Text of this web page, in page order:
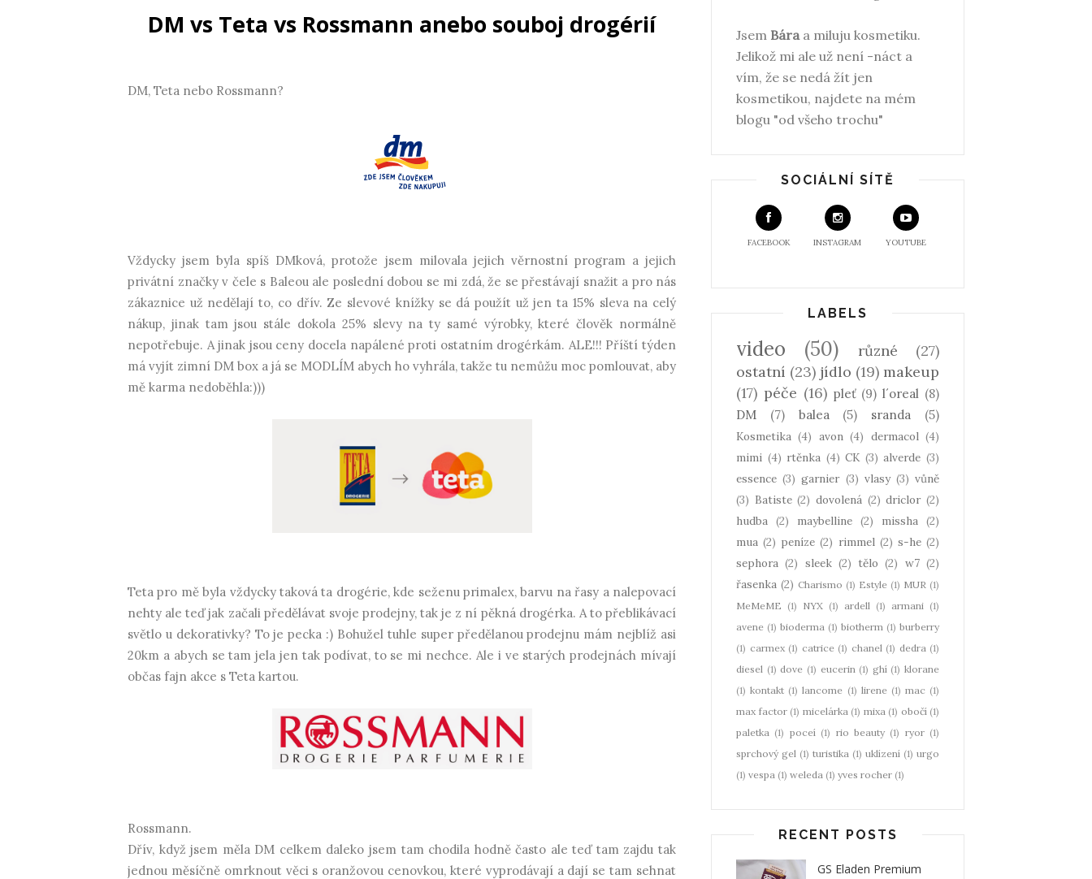
DM vs Teta vs Rossmann anebo souboj drogérií
DM, Teta nebo Rossmann?
Vždycky jsem byla spíš DMková, protože jsem milovala jejich věrnostní program a jejich
privátní značky v čele s Baleou ale poslední dobou se mi zdá, že se přestávají snažit a pro nás
zákaznice už nedělají to, co dřív. Ze slevové knížky se dá použít už jen ta 15% sleva na celý
nákup, jinak tam jsou stále dokola 25% slevy na ty samé výrobky, které člověk normálně
nepotřebuje. A jinak jsou ceny docela napálené proti ostatním drogérkám. ALE!!! Příští týden
má vyjít zimní DM box a já se MODLÍM abych ho vyhrála, takže tu nemůžu moc pomlouvat, aby
mě karma nedoběhla:)))
Teta pro mě byla vždycky taková ta drogérie, kde seženu primalex, barvu na řasy a nalepovací
nehty ale teď jak začali předělávat svoje prodejny, tak je z ní pěkná drogérka. A to přeblikávací
světlo u dekorativky? To je pecka :) Bohužel tuhle super předělanou prodejnu mám nejblíž asi
20km a abych se tam jela jen tak podívat, to se mi nechce. Ale i ve starých prodejnách mívají
občas fajn akce s Teta kartou.
Rossmann.
Dřív, když jsem měla DM celkem daleko jsem tam chodila hodně často ale teď tam zajdu tak
jednou měsíčně omrknout věci s oranžovou cenovkou, které vyprodávají a dají se tam sehnat
Jsem Báraa miluju kosmetiku.
Jelikož mi ale už není -náct a
vím, že se nedá žít jen
kosmetikou, najdete na mém
blogu "od všeho trochu"
SOCIÁLNÍ SÍTĚ
FACEBOOK INSTAGRAM YOUTUBE
LABELS
video (50) různé
(27)
ostatní (23) jídlo (19) makeup
(17) péče (16) pleť (9) l´oreal (8)
DM
(7) balea (5) sranda (5)
Kosmetika (4) avon (4) dermacol (4)
mimi (4) rtěnka (4) CK (3) alverde (3)
essence (3) garnier (3) vlasy (3) vůně
(3) Batiste (2) dovolená (2) driclor (2)
hudba (2) maybelline (2) missha (2)
mua (2) peníze (2) rimmel (2) s-he (2)
sephora (2) sleek (2) tělo (2) w7 (2)
řasenka (2) Charismo (1) Estyle (1) MUR (1)
MeMeME (1) NYX (1) ardell (1) armani (1)
avene (1) bioderma (1) biotherm (1) burberry
(1) carmex (1) catrice (1) chanel (1) dedra (1)
diesel (1) dove (1) eucerin (1) ghí (1) klorane
(1) kontakt (1) lancome (1) lirene (1) mac (1)
max factor (1) micelárka (1) mixa (1) obočí (1)
paletka (1) poceí (1) rio beauty (1) ryor (1)
sprchový gel (1) turistika (1) uklízení (1) urgo
(1) vespa (1) weleda (1) yves rocher (1)
RECENT POSTS
GS Eladen Premium